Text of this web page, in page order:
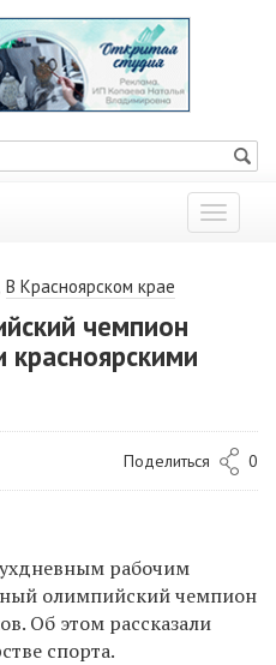
Показать
меню
В Красноярском крае
чемпион
Поделиться 0
рабочим
олимпийский чемпион
Об этом рассказали
спорта.